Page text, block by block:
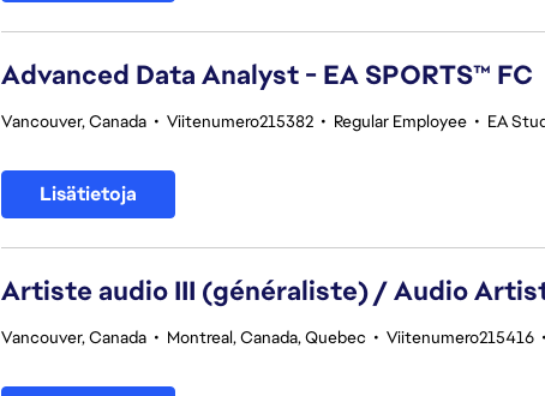
Advanced Data Analyst - EA SPORTS™ FC
Vancouver, Canada • Viitenumero215382 • Regular Employee • EA
Lisätietoja
Artiste audio III (généraliste) / Audio
Vancouver, Canada • Montreal, Canada, Quebec • Viitenumero215416 •